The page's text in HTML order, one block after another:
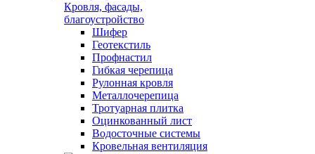
Кровля, фасады,
благоустройство
Шифер
Геотекстиль
Профнастил
Гибкая черепица
Рулонная кровля
Металлочерепица
Тротуарная плитка
Оцинкованный лист
Водосточные системы
Кровельная вентиляция